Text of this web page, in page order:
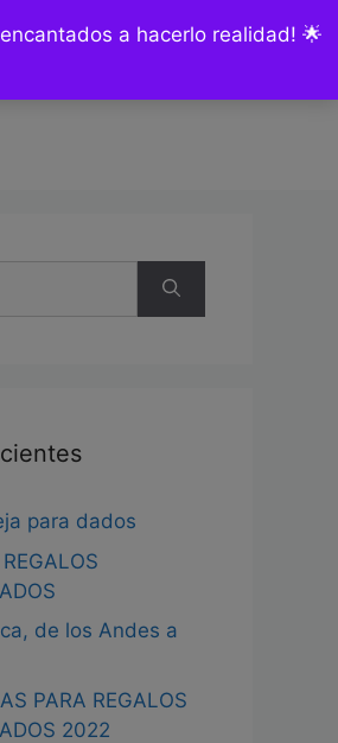
a hacerlo realidad! 🌟
para dados
de los Andes a
PARA REGALOS
2022